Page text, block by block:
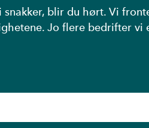
snakker, blir du hørt. Vi
Jo flere bedrifter vi